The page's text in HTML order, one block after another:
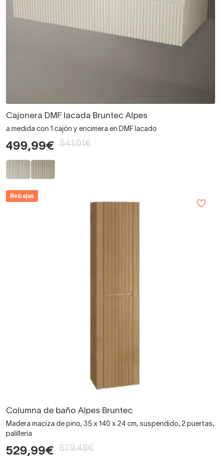
Cajonera DMF lacada Bruntec Alpes
a medida con 1 cajón y encimera en DMF lacado
499,99€ 641,01€
Rebajas
Columna de baño Alpes Bruntec
Madera maciza de pino, 35 x 140 x 24 cm, suspendido, 2 puertas,
palilleria
529,99€ 679,48€